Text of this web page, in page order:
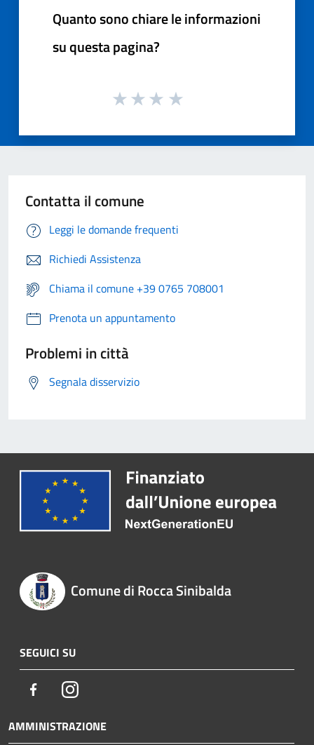
Quanto sono chiare le informazioni
su questa pagina?
Contatta il comune
Leggi le domande frequenti
Richiedi Assistenza
Chiama il comune +39 0765 708001
Prenota un appuntamento
Problemi in città
Segnala disservizio
Comune di Rocca Sinibalda
SEGUICI SU
FacebookInstagram
AMMINISTRAZIONE